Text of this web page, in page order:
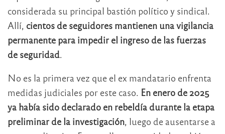
considerada su principal bastión político y sindical.
Allí, cientos de seguidores mantienen una vigilancia
permanente para impedir el ingreso de las fuerzas
de seguridad.
No es la primera vez que el ex mandatario enfrenta
medidas judiciales por este caso. En enero de 2025
ya había sido declarado en rebeldía durante la etapa
preliminar de la investigación, luego de ausentarse a